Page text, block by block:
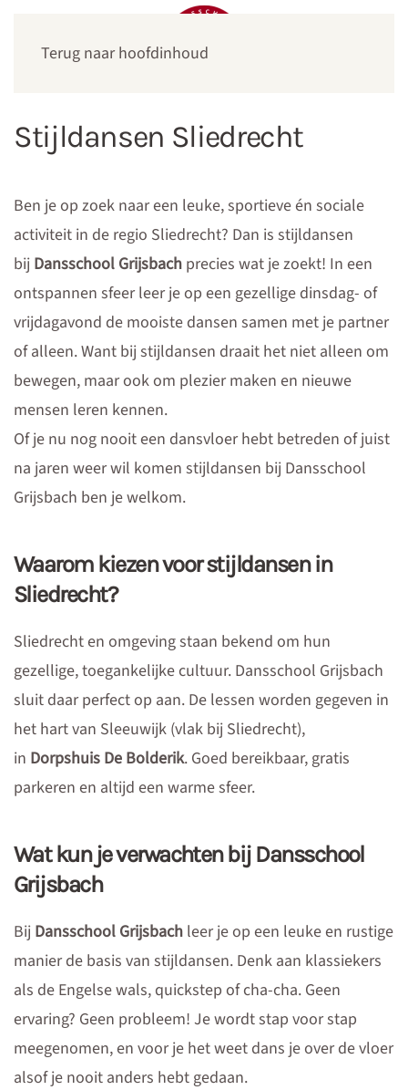
Terug naar hoofdinhoud
Stijldansen Sliedrecht
Ben je op zoek naar een leuke, sportieve én sociale
activiteit in de regio Sliedrecht? Dan is stijldansen
bij Dansschool Grijsbach precies wat je zoekt! In een
ontspannen sfeer leer je op een gezellige dinsdag- of
vrijdagavond de mooiste dansen samen met je partner
of alleen. Want bij stijldansen draait het niet alleen om
bewegen, maar ook om plezier maken en nieuwe
mensen leren kennen.
Of je nu nog nooit een dansvloer hebt betreden of juist
na jaren weer wil komen stijldansen bij Dansschool
Grijsbach ben je welkom.
Waarom kiezen voor stijldansen in
Sliedrecht?
Sliedrecht en omgeving staan bekend om hun
gezellige, toegankelijke cultuur. Dansschool Grijsbach
sluit daar perfect op aan. De lessen worden gegeven in
het hart van Sleeuwijk (vlak bij Sliedrecht),
in Dorpshuis De Bolderik. Goed bereikbaar, gratis
parkeren en altijd een warme sfeer.
Wat kun je verwachten bij Dansschool
Grijsbach
Bij Dansschool Grijsbach leer je op een leuke en rustige
manier de basis van stijldansen. Denk aan klassiekers
als de Engelse wals, quickstep of cha-cha. Geen
ervaring? Geen probleem! Je wordt stap voor stap
meegenomen, en voor je het weet dans je over de vloer
alsof je nooit anders hebt gedaan.